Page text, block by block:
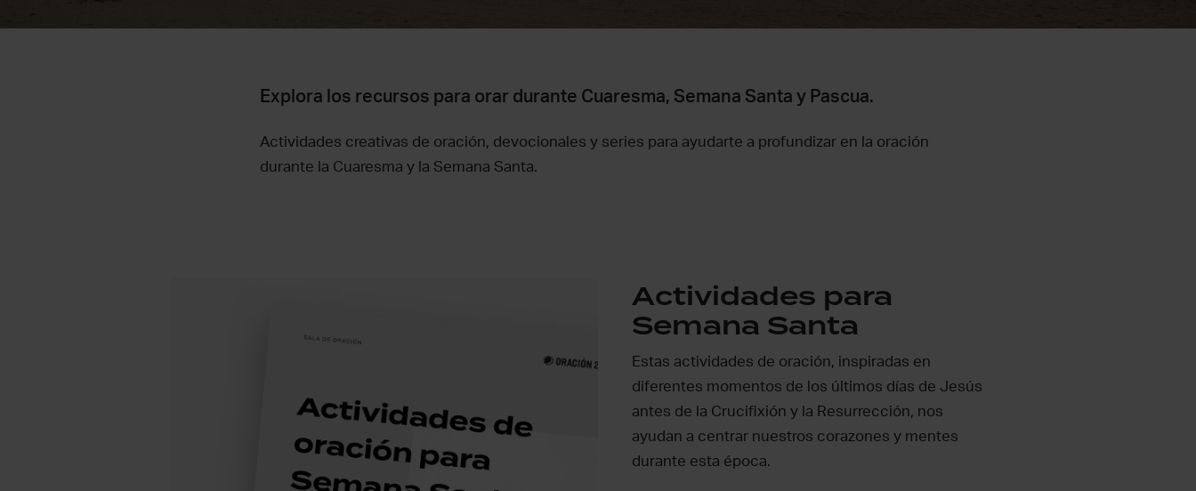
Explora los recursos para orar durante Cuaresma, Semana Santa y Pascua.
Actividades creativas de oración, devocionales y series para ayudarte a profundizar en la oración
durante la Cuaresma y la Semana Santa.
Actividades para
Semana Santa
Estas actividades de oración, inspiradas en
diferentes momentos de los últimos días de Jesús
antes de la Crucifixión y la Resurrección, nos
ayudan a centrar nuestros corazones y mentes
durante esta época.